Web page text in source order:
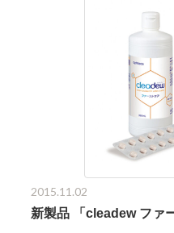
2015.11.02
新製品 「cleadew ファ